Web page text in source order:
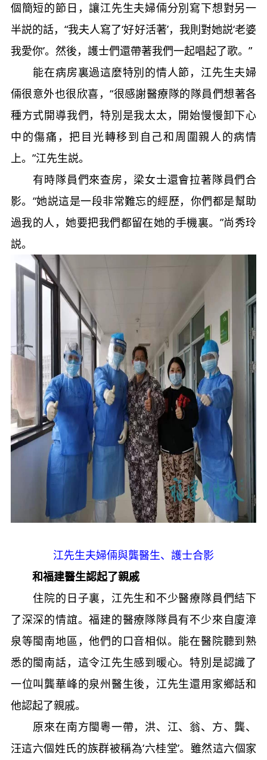
個簡短的節日，讓江先生夫婦倆分別寫下想對另一
半説的話，“我夫人寫了‘好好活著’，我則對她説‘老婆
我愛你’。然後，護士們還帶著我們一起唱起了歌。”
能在病房裏過這麼特別的情人節，江先生夫婦
倆很意外也很欣喜，“很感謝醫療隊的隊員們想著各
種方式開導我們，特別是我太太，開始慢慢卸下心
中的傷痛，把目光轉移到自己和周圍親人的病情
上。”江先生説。
有時隊員們來查房，梁女士還會拉著隊員們合
影。“她説這是一段非常難忘的經歷，你們都是幫助
過我的人，她要把我們都留在她的手機裏。”尚秀玲
説。
江先生夫婦倆與龔醫生、護士合影
和福建醫生認起了親戚
住院的日子裏，江先生和不少醫療隊員們結下
了深深的情誼。福建的醫療隊隊員有不少來自廈漳
泉等閩南地區，他們的口音相似。能在醫院聽到熟
悉的閩南話，這令江先生感到暖心。特別是認識了
一位叫龔華峰的泉州醫生後，江先生還用家鄉話和
他認起了親戚。
原來在南方閩粵一帶，洪、江、翁、方、龔、
汪這六個姓氏的族群被稱為‘六桂堂’。雖然這六個家